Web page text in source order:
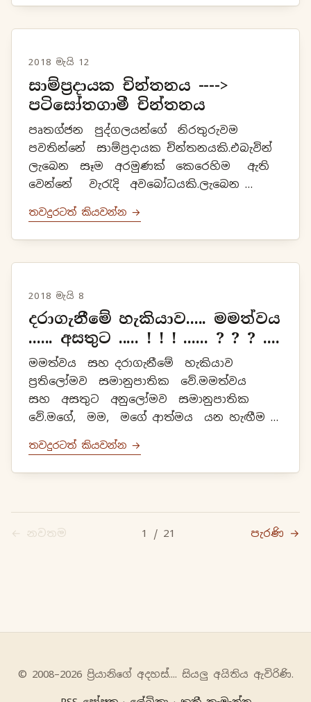
2018 මැයි 12
සාම්ප්‍රදායක චින්තනය ---->
පටිසෝතගාමී චින්තනය
පෘතග්ජන පුද්ගලයන්ගේ නිරතුරුවම
පවතින්නේ සාම්ප්‍රදායක චින්තනයකි.එබැවින්
ලැබෙන සෑම අරමුණක් කෙරෙහිම ඇති
වෙන්නේ වැරැදි අවබෝධයකි.ලැබෙන
අරමුණෙහි ඇති සත්‍යය දකින්නට
සාම්ප්‍රදායක චින්තනයෙන් නොහැකියි.ෂඩ්
ඉ...
තවදුරටත් කියවන්න →
2018 මැයි 8
දරාගැනීමේ හැකියාව..... මමත්වය
...... අසතුට ..... ! ! ! ...... ? ? ? ....
මමත්වය සහ දරාගැනීමේ හැකියාව
ප්‍රතිලෝමව සමානුපාතික වේ.මමත්වය
සහ අසතුට අනුලෝමව සමානුපාතික
වේ.මගේ, මම, මගේ ආත්මය යන හැඟීම
රහත් වෙන තුරුම පවතින්නෙකි.මමත්වය
යනුවෙන්ද අස්මි මානය ලෙසින්ද මෙය
දැක්විය හැකියි.අ...
තවදුරටත් කියවන්න →
← නවතම 1 / 21 පැරණි →
© 2008–2026 ප්‍රියානිගේ අදහස්‍.... සියලු අයිතිය ඇවිරිණි.